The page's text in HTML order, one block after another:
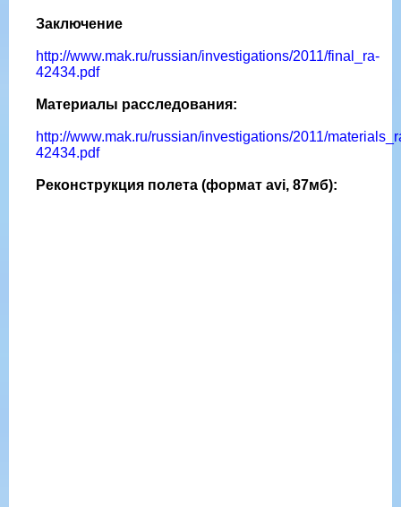
Заключение
http://www.mak.ru/russian/investigations/2011/final_ra-
42434.pdf
Материалы расследования:
http://www.mak.ru/russian/investigations/2011/
42434.pdf
Реконструкция полета (формат avi, 87мб):